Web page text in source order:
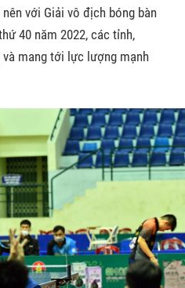
với Giải vô địch bóng bàn
40 năm 2022, các tỉnh,
mang tới lực lượng mạnh